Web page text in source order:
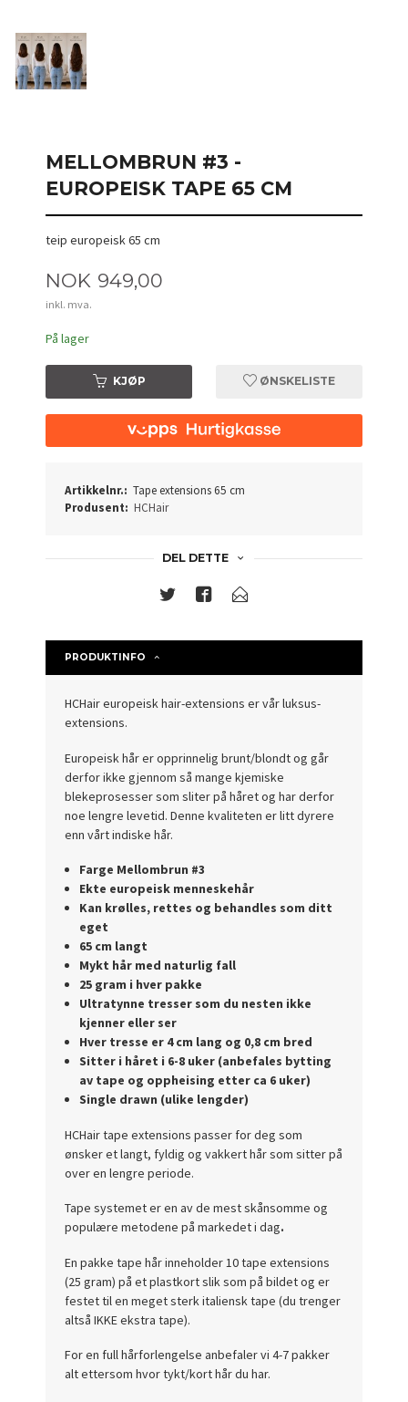
MELLOMBRUN #3 -
EUROPEISK TAPE 65 CM
teip europeisk 65 cm
Pris
NOK 949,00
inkl. mva.
På lager
KJØP ØNSKELISTE
Artikkelnr.: Tape extensions 65 cm
Produsent: HCHair
DEL DETTE
PRODUKTINFO
HCHair europeisk hair-extensions er vår luksus-
extensions.
Europeisk hår er opprinnelig brunt/blondt og går
derfor ikke gjennom så mange kjemiske
blekeprosesser som sliter på håret og har derfor
noe lengre levetid. Denne kvaliteten er litt dyrere
enn vårt indiske hår.
Farge Mellombrun #3
Ekte europeisk menneskehår
Kan krølles, rettes og behandles som ditt
eget
65 cm langt
Mykt hår med naturlig fall
25 gram i hver pakke
Ultratynne tresser som du nesten ikke
kjenner eller ser
Hver tresse er 4 cm lang og 0,8 cm bred
Sitter i håret i 6-8 uker (anbefales bytting
av tape og oppheising etter ca 6 uker)
Single drawn (ulike lengder)
HCHair tape extensions passer for deg som
ønsker et langt, fyldig og vakkert hår som sitter på
over en lengre periode.
Tape systemet er en av de mest skånsomme og
populære metodene på markedet i dag.
En pakke tape hår inneholder 10 tape extensions
(25 gram) på et plastkort slik som på bildet og er
festet til en meget sterk italiensk tape (du trenger
altså IKKE ekstra tape).
For en full hårforlengelse anbefaler vi 4-7 pakker
alt ettersom hvor tykt/kort hår du har.